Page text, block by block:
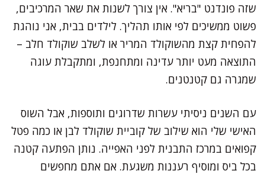
שזה פונדנט "בריא". אין צורך לשנות את שאר המרכיבים,
פשוט ממשיכים לפי אותו תהליך. לילדים בבית, אני נוהגת
להפחית קצת מהשוקולד המריר או לשלב שוקולד חלב –
התוצאה מעט יותר עדינה ומתחנפת, ומתקבלת עוגה
שמגרה גם קטנטנים.
עם השנים ניסיתי עשרות שדרוגים ותוספות, אבל השוס
האישי שלי הוא שילוב של קוביית שוקולד לבן או כמה פטל
קפואים במרכז התבנית לפני האפייה. נותן הפתעה קטנה
בכל ביס ומוסיף רעננות משגעת. אם אתם מחפשים